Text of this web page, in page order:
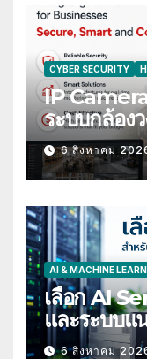
CYBER SECURITY
IP
ระบบกล้อง
6 สิงหาคม
AI & MACHINE
เลือก AI
และระบบแ
6 สิงหาคม